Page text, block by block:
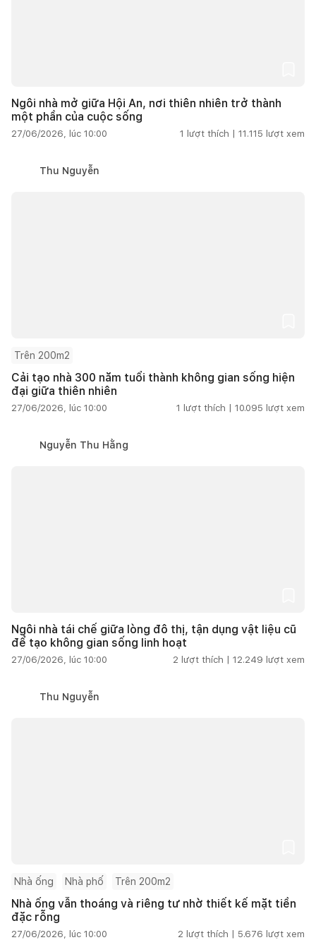
Ngôi nhà mở giữa Hội An, nơi thiên nhiên trở thành
một phần của cuộc sống
27/06/2026, lúc 10:00 1 lượt thích | 11.115 lượt xem
Thu Nguyễn
Trên 200m2
Cải tạo nhà 300 năm tuổi thành không gian sống hiện
đại giữa thiên nhiên
27/06/2026, lúc 10:00 1 lượt thích | 10.095 lượt xem
Nguyễn Thu Hằng
Ngôi nhà tái chế giữa lòng đô thị, tận dụng vật liệu cũ
để tạo không gian sống linh hoạt
27/06/2026, lúc 10:00 2 lượt thích | 12.249 lượt xem
Thu Nguyễn
Nhà ống Nhà phố Trên 200m2
Nhà ống vẫn thoáng và riêng tư nhờ thiết kế mặt tiền
đặc rỗng
27/06/2026, lúc 10:00 2 lượt thích | 5.676 lượt xem